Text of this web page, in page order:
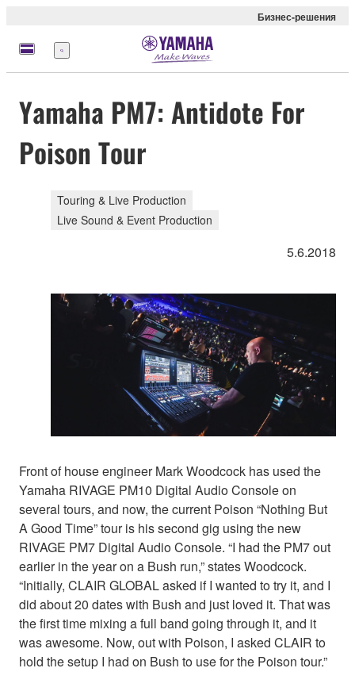
Бизнес-решения
Меню
Yamaha PM7: Antidote For
Poison Tour
Touring & Live Production
Live Sound & Event Production
5.6.2018
Front of house engineer Mark Woodcock has used the
Yamaha RIVAGE PM10 Digital Audio Console on
several tours, and now, the current Poison “Nothing But
A Good Time” tour is his second gig using the new
RIVAGE PM7 Digital Audio Console. “I had the PM7 out
earlier in the year on a Bush run,” states Woodcock.
“Initially, CLAIR GLOBAL asked if I wanted to try it, and I
did about 20 dates with Bush and just loved it. That was
the first time mixing a full band going through it, and it
was awesome. Now, out with Poison, I asked CLAIR to
hold the setup I had on Bush to use for the Poison tour.”